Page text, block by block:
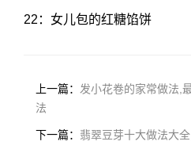
22：女儿包的红糖馅饼
上一篇： 发小花卷的家常做法,
法
下一篇： 翡翠豆芽十大做法大